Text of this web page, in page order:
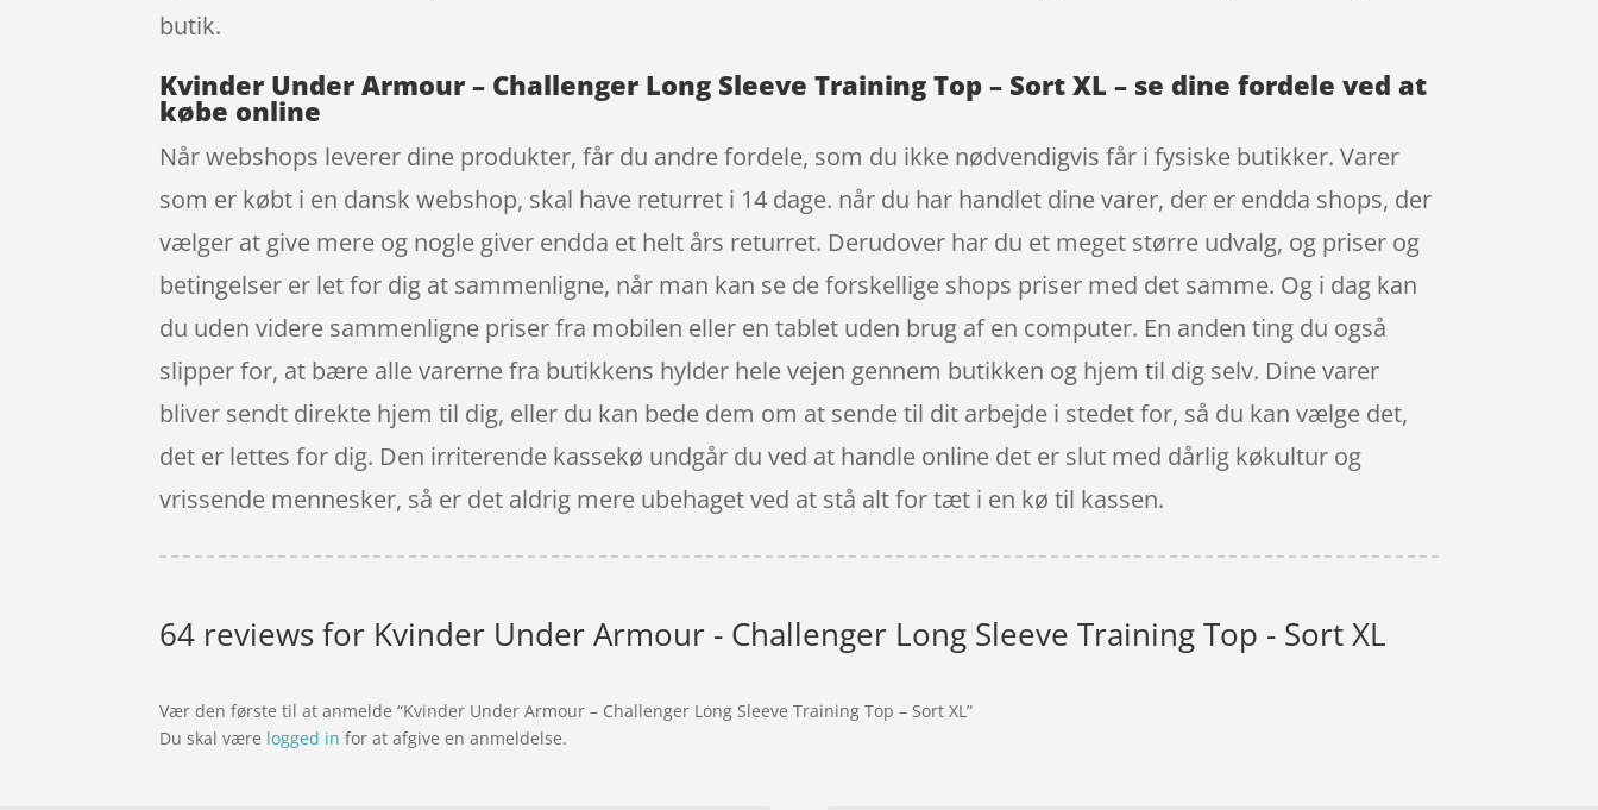
butik.
Kvinder Under Armour – Challenger Long Sleeve Training Top – Sort XL – se dine fordele ved at
købe online
Når webshops leverer dine produkter, får du andre fordele, som du ikke nødvendigvis får i fysiske butikker. Varer
som er købt i en dansk webshop, skal have returret i 14 dage. når du har handlet dine varer, der er endda shops, der
vælger at give mere og nogle giver endda et helt års returret. Derudover har du et meget større udvalg, og priser og
betingelser er let for dig at sammenligne, når man kan se de forskellige shops priser med det samme. Og i dag kan
du uden videre sammenligne priser fra mobilen eller en tablet uden brug af en computer. En anden ting du også
slipper for, at bære alle varerne fra butikkens hylder hele vejen gennem butikken og hjem til dig selv. Dine varer
bliver sendt direkte hjem til dig, eller du kan bede dem om at sende til dit arbejde i stedet for, så du kan vælge det,
det er lettes for dig. Den irriterende kassekø undgår du ved at handle online det er slut med dårlig køkultur og
vrissende mennesker, så er det aldrig mere ubehaget ved at stå alt for tæt i en kø til kassen.
64 reviews for Kvinder Under Armour - Challenger Long Sleeve Training Top - Sort XL
Vær den første til at anmelde “Kvinder Under Armour – Challenger Long Sleeve Training Top – Sort XL”
Du skal være logged in for at afgive en anmeldelse.